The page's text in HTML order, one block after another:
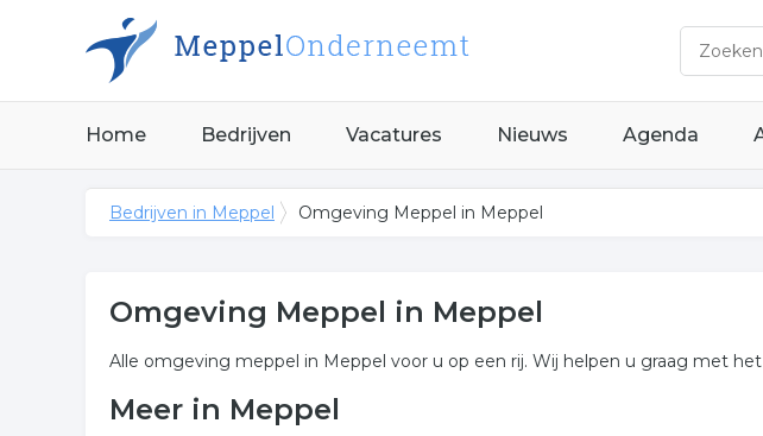
Home Bedrijven Vacatures Nieuws Agenda
Bedrijven in Meppel Omgeving Meppel in Meppel
Omgeving Meppel in Meppel
Alle omgeving meppel in Meppel voor u op een rij. Wij helpen u graag met
Meer in Meppel